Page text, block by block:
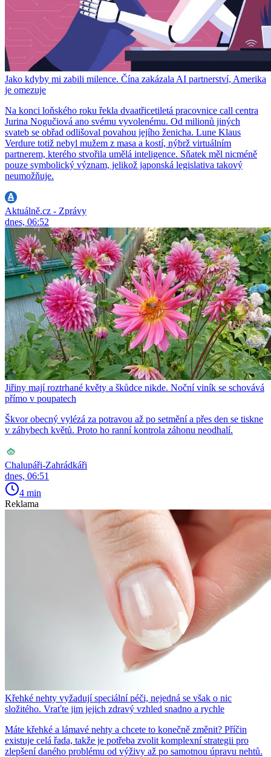
Jako kdyby mi zabili milence. Čína zakázala AI partnerství, Amerika
je omezuje
Na konci loňského roku řekla dvaatřicetiletá pracovnice call centra
Jurina Nogučiová ano svému vyvolenému. Od milionů jiných
svateb se obřad odlišoval povahou jejího ženicha. Lune Klaus
Verdure totiž nebyl mužem z masa a kostí, nýbrž virtuálním
partnerem, kterého stvořila umělá inteligence. Sňatek měl nicméně
pouze symbolický význam, jelikož japonská legislativa takový
neumožňuje.
Aktuálně.cz - Zprávy
dnes, 06:52
Jiřiny mají roztrhané květy a škůdce nikde. Noční viník se schovává
přímo v poupatech
Škvor obecný vylézá za potravou až po setmění a přes den se tiskne
v záhybech květů. Proto ho ranní kontrola záhonu neodhalí.
Chalupáři-Zahrádkáři
dnes, 06:51
4 min
Reklama
Křehké nehty vyžadují speciální péči, nejedná se však o nic
složitého. Vraťte jim jejich zdravý vzhled snadno a rychle
Máte křehké a lámavé nehty a chcete to konečně změnit? Příčin
existuje celá řada, takže je potřeba zvolit komplexní strategii pro
zlepšení daného problému od výživy až po samotnou úpravu nehtů.